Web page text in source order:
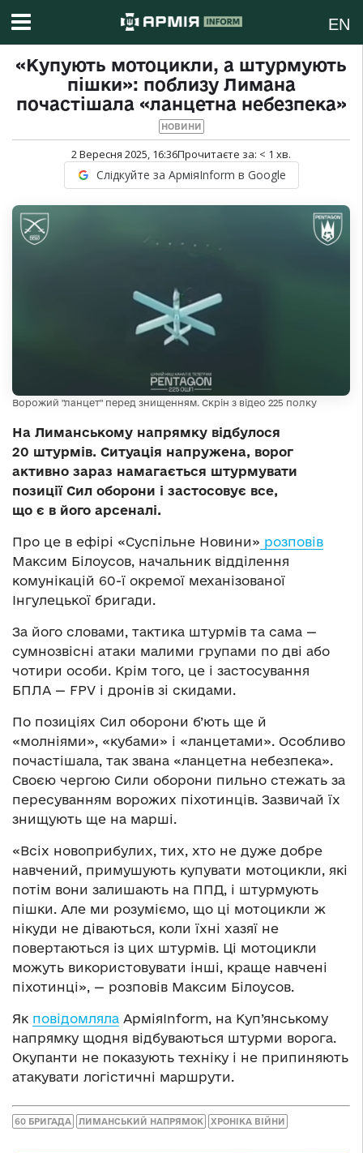
EN
«Купують мотоцикли, а штурмують
пішки»: поблизу Лимана
почастішала «ланцетна небезпека»
НОВИНИ
2 Вересня 2025, 16:36Прочитаєте за: < 1 хв.
Слідкуйте за АрміяInform в Google
Ворожий "ланцет" перед знищенням. Скрін з відео 225 полку
На Лиманському напрямку відбулося
20 штурмів. Ситуація напружена, ворог
активно зараз намагається штурмувати
позиції Сил оборони і застосовує все,
що є в його арсеналі.
Про це в ефірі «Суспільне Новини» розповів
Максим Білоусов, начальник відділення
комунікацій 60-ї окремої механізованої
Інгулецької бригади.
За його словами, тактика штурмів та сама —
сумнозвісні атаки малими групами по дві або
чотири особи. Крім того, це і застосування
БПЛА — FPV і дронів зі скидами.
По позиціях Сил оборони б’ють ще й
«молніями», «кубами» і «ланцетами». Особливо
почастішала, так звана «ланцетна небезпека».
Своєю чергою Сили оборони пильно стежать за
пересуванням ворожих піхотинців. Зазвичай їх
знищують ще на марші.
«Всіх новоприбулих, тих, хто не дуже добре
навчений, примушують купувати мотоцикли, які
потім вони залишають на ППД, і штурмують
пішки. Але ми розуміємо, що ці мотоцикли ж
нікуди не діваються, коли їхні хазяї не
повертаються із цих штурмів. Ці мотоцикли
можуть використовувати інші, краще навчені
піхотинці», — розповів Максим Білоусов.
Як повідомляла АрміяInform, на Куп’янському
напрямку щодня відбуваються штурми ворога.
Окупанти не показують техніку і не припиняють
атакувати логістичні маршрути.
60 БРИГАДА ЛИМАНСЬКИЙ НАПРЯМОК ХРОНІКА ВІЙНИ